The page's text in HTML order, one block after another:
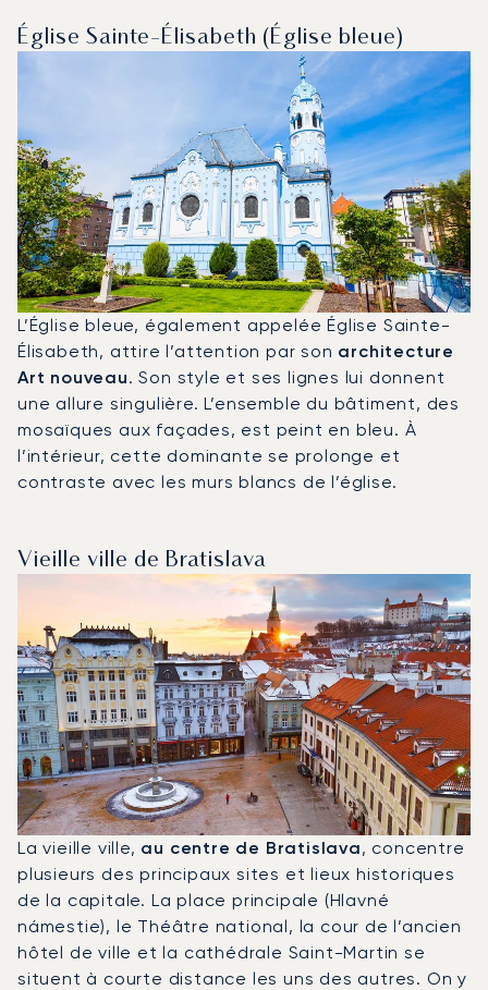
Église Sainte-Élisabeth (Église bleue)
L’Église bleue, également appelée Église Sainte-
Élisabeth, attire l’attention par son architecture
Art nouveau. Son style et ses lignes lui donnent
une allure singulière. L’ensemble du bâtiment, des
mosaïques aux façades, est peint en bleu. À
l’intérieur, cette dominante se prolonge et
contraste avec les murs blancs de l’église.
Vieille ville de Bratislava
La vieille ville, au centre de Bratislava, concentre
plusieurs des principaux sites et lieux historiques
de la capitale. La place principale (Hlavné
námestie), le Théâtre national, la cour de l’ancien
hôtel de ville et la cathédrale Saint-Martin se
situent à courte distance les uns des autres. On y